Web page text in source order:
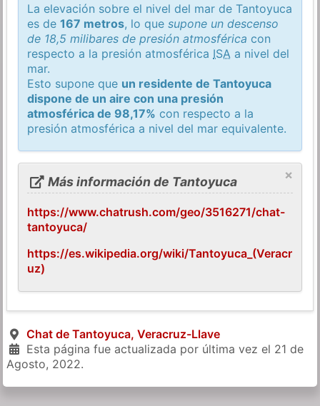
La elevación sobre el nivel del mar de Tantoyuca
es de167 metros, lo quesupone un descenso
de 18,5 milibares de presión atmosférica con
respecto a la presión atmosférica ISA a nivel del
mar.
Esto supone que un residente de Tantoyuca
dispone de un aire con una presión
atmosférica de 98,17% con respecto a la
presión atmosférica a nivel del mar equivalente.
×
Más información de Tantoyuca
https://www.chatrush.com/geo/3516271/chat-
tantoyuca/
https://es.wikipedia.org/wiki/Tantoyuca_(Veracr
uz)
Chat de Tantoyuca, Veracruz-Llave
Esta página fue actualizada por última vez el 21 de
Agosto, 2022.